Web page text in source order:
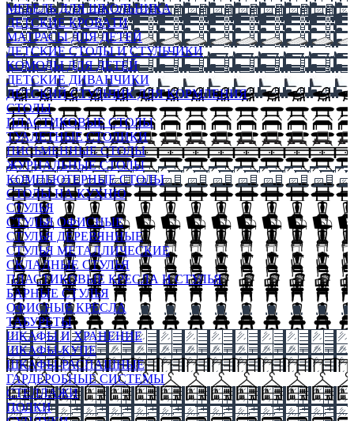
МЕБЕЛЬ ДЛЯ ШКОЛЬНИКА
ДЕТСКИЕ КРОВАТИ
МАТРАСЫ ДЛЯ ДЕТЕЙ
ДЕТСКИЕ СТОЛЫ И СТУЛЬЧИКИ
КОМОДЫ ДЛЯ ДЕТЕЙ
ДЕТСКИЕ ДИВАНЧИКИ
ДЕТСКИЙ СТУЛЬЧИК ДЛЯ КОРМЛЕНИЯ
СТОЛЫ
ПЛАСТИКОВЫЕ СТОЛЫ
ТУАЛЕТНЫЕ СТОЛИКИ
ПИСЬМЕННЫЕ СТОЛЫ
ЖУРНАЛЬНЫЕ СТОЛЫ
КОМПЬЮТЕРНЫЕ СТОЛЫ
СТОЛЫ НА КУХНЮ
СТУЛЬЯ
СТУЛЬЯ ОФИСНЫЕ
СТУЛЬЯ ДЕРЕВЯННЫЕ
СТУЛЬЯ МЕТАЛЛИЧЕСКИЕ
СКЛАДНЫЕ СТУЛЬЯ
ПЛАСТИКОВЫЕ КРЕСЛА И СТУЛЬЯ
БАРНЫЕ СТУЛЬЯ
ОФИСНЫЕ КРЕСЛА
ТАБУРЕТЫ
ШКАФЫ И ХРАНЕНИЕ
ШКАФЫ-КУПЕ
ШКАФЫ-РАСПАШНЫЕ
ГАРДЕРОБНЫЕ СИСТЕМЫ
СТЕЛЛАЖИ
ПОЛКИ